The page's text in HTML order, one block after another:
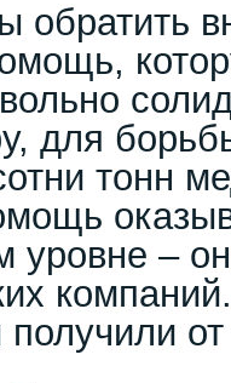
обратить
для
тонн
уровне –
от